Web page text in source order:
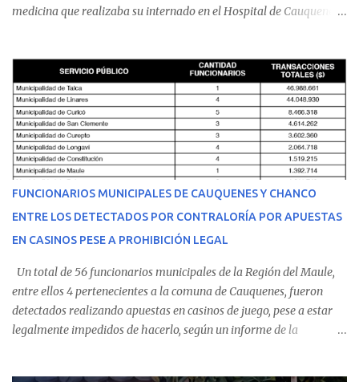
medicina que realizaba su internado en el Hospital de Cauquenes.
malestares físicos. Dada la complejidad de su estado de salud, el
equipo médico determinó su traslado de urgencia al Hospital
Regional de Talca y dado la urgencia la ambulancia partió hacia
Talca con escolta de Carabineros. En medio del traslado, el
estudiante de medicina de 25 años, se agravó y pese a los esfuerzos
del personal de emergencia terminó falleciendo, sin alcanzar a
recibir atención especializada en el centro de destino. Apenas se
conoció la gravedad de su condición, sus padres —residentes en
Villarrica— se trasladaron a Cauquenes con la esperanza de una
evolución favorable. No obstante, alrededo...
FUNCIONARIOS MUNICIPALES DE CAUQUENES Y CHANCO
ENTRE LOS DETECTADOS POR CONTRALORÍA POR APUESTAS
EN CASINOS PESE A PROHIBICIÓN LEGAL
Un total de 56 funcionarios municipales de la Región del Maule,
entre ellos 4 pertenecientes a la comuna de Cauquenes, fueron
detectados realizando apuestas en casinos de juego, pese a estar
legalmente impedidos de hacerlo, según un informe de la